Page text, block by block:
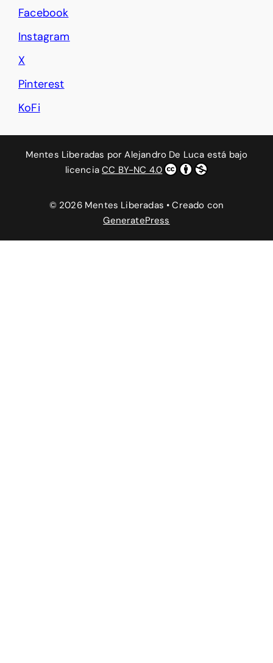
Facebook
Instagram
X
Pinterest
KoFi
Mentes Liberadas porAlejandro De Luca está bajo
licenciaCC BY-NC 4.0
© 2026 Mentes Liberadas • Creado con
GeneratePress